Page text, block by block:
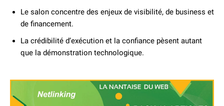
Le salon concentre des enjeux de visibilité, de business et
de financement.
La crédibilité d’exécution et la confiance pèsent autant
que la démonstration technologique.